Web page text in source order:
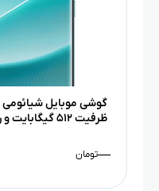
ظرفیت ۵۱۲ گیگابایت و رم ۱۲ گیگابایت
—تومان